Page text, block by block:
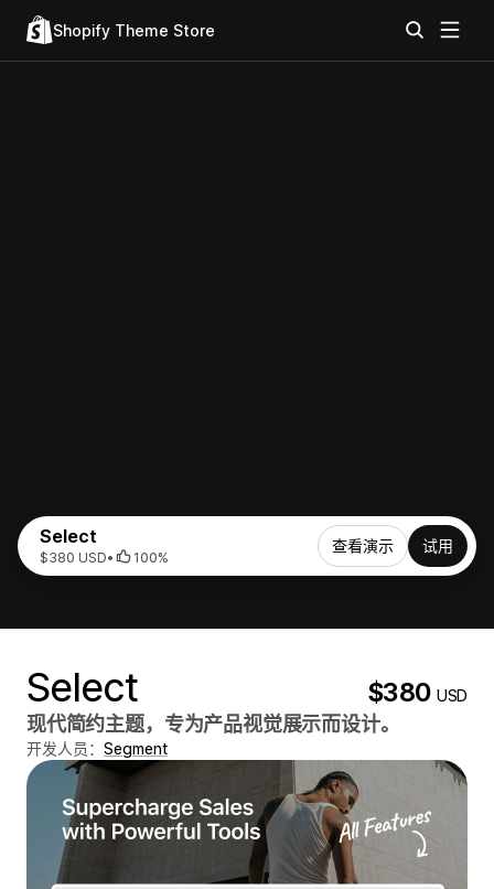
Shopify Theme Store
Select
$380 USD• 100%
查看演示 试用
Select $380USD
现代简约主题，专为产品视觉展示而设计。
开发人员： Segment